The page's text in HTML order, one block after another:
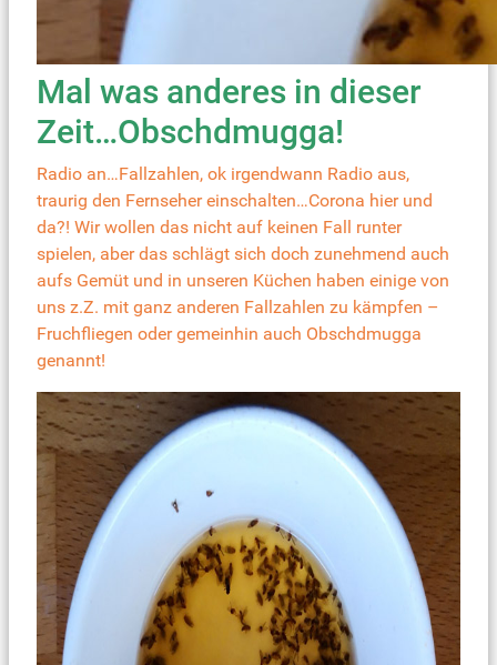
Mal was anderes in dieser
Zeit…Obschdmugga!
Radio an…Fallzahlen, ok irgendwann Radio aus,
traurig den Fernseher einschalten…Corona hier und
da?! Wir wollen das nicht auf keinen Fall runter
spielen, aber das schlägt sich doch zunehmend auch
aufs Gemüt und in unseren Küchen haben einige von
uns z.Z. mit ganz anderen Fallzahlen zu kämpfen –
Fruchfliegen oder gemeinhin auch Obschdmugga
genannt!